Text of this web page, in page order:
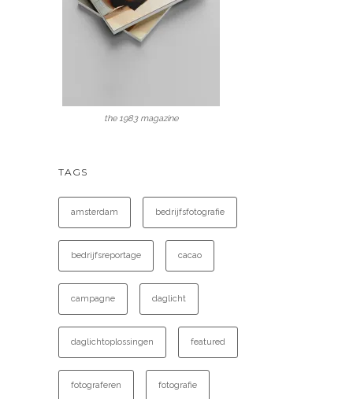
the 1983 magazine
TAGS
amsterdam bedrijfsfotografie
bedrijfsreportage cacao
campagne daglicht
daglichtoplossingen featured
fotograferen fotografie